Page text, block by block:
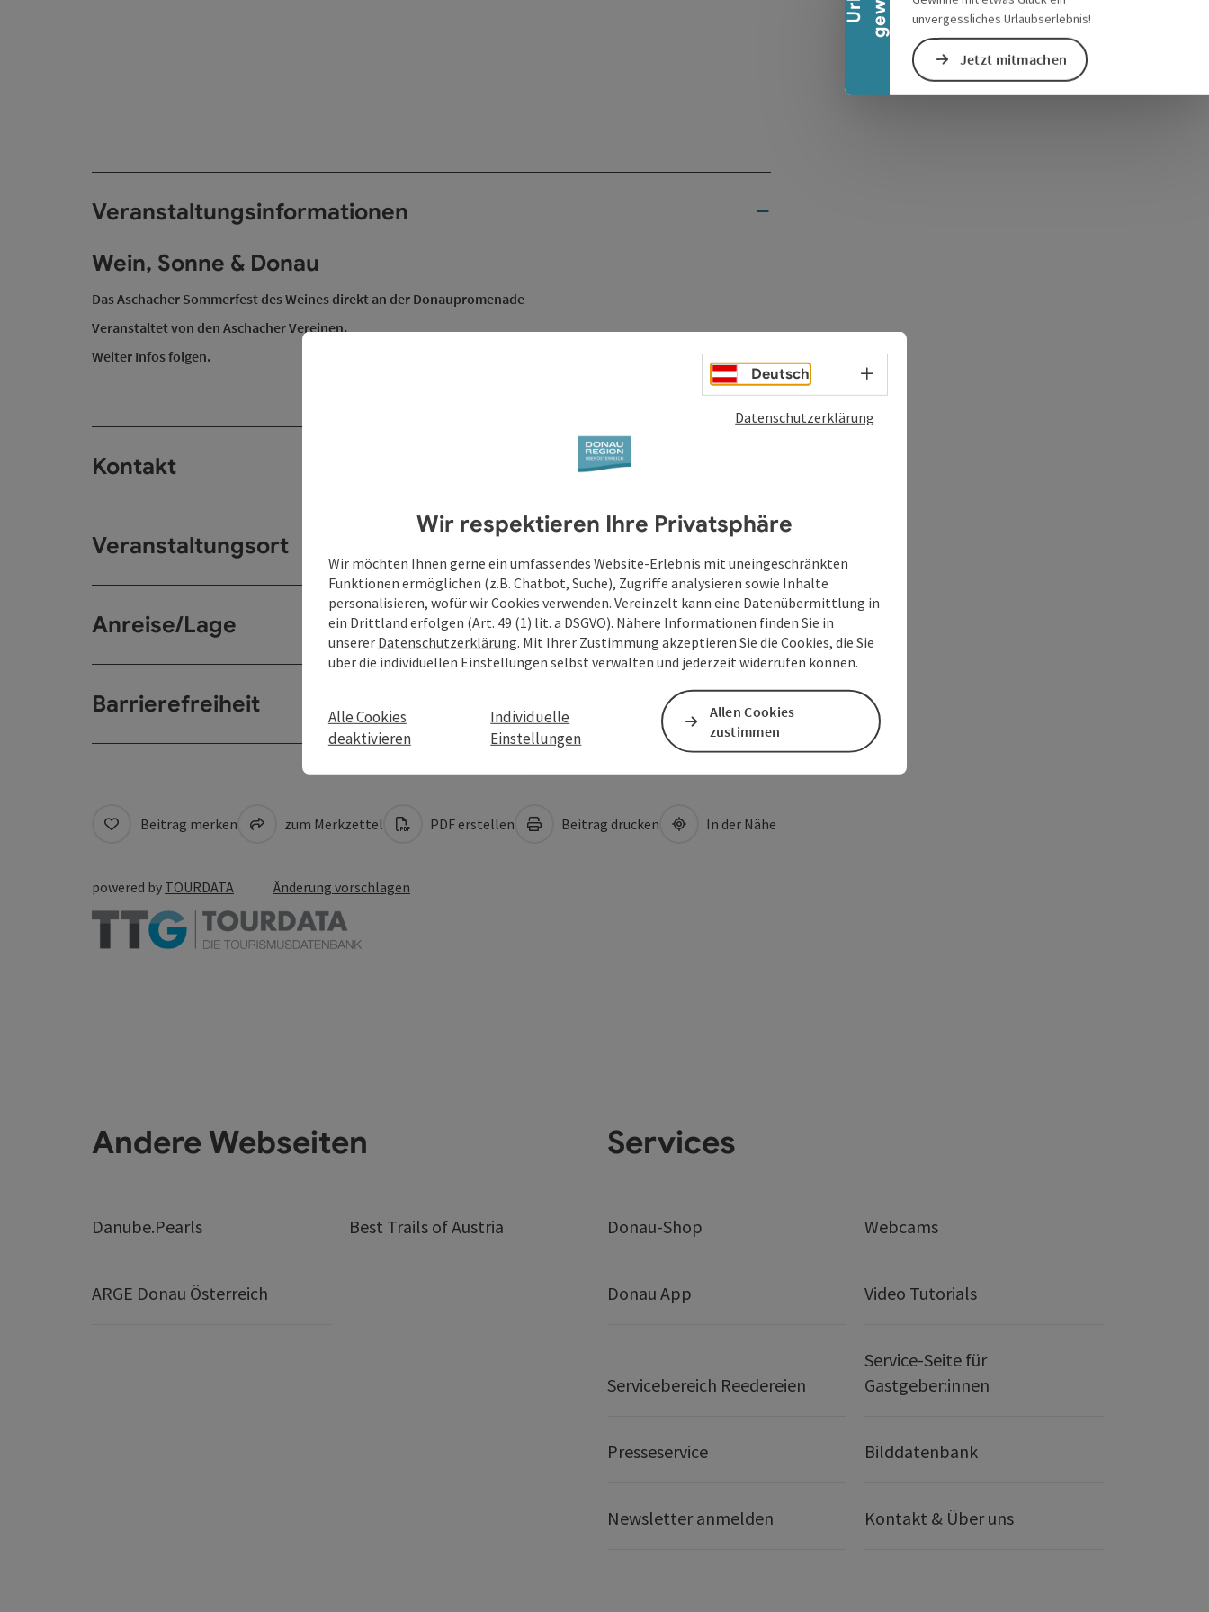
unvergessliches Urlaubserlebnis!
Jetzt mitmachen
Veranstaltungsinformationen
Wein, Sonne & Donau
Das Aschacher Sommerfest des Weines direkt an der Donaupromenade
Veranstaltet von den Aschacher Vereinen.
Weiter Infos folgen.
Kontakt
Veranstaltungsort
Anreise/Lage
Barrierefreiheit
Beitrag merken zum Merkzettel PDF erstellen Beitrag drucken In der Nähe
powered by TOURDATA Änderung vorschlagen
Andere Webseiten
Danube.Pearls Best Trails of Austria
ARGE Donau Österreich
Services
Donau-Shop Webcams
Donau App Video Tutorials
Servicebereich Reedereien
Service-Seite für
Gastgeber:innen
Presseservice Bilddatenbank
Newsletter anmelden Kontakt & Über uns
Deutsch Sprachwahl - Menü öffnen
Datenschutzerklärung
Wir respektieren Ihre Privatsphäre
Wir möchten Ihnen gerne ein umfassendes Website-Erlebnis mit uneingeschränkten
Funktionen ermöglichen (z.B. Chatbot, Suche), Zugriffe analysieren sowie Inhalte
personalisieren, wofür wir Cookies verwenden. Vereinzelt kann eine Datenübermittlung in
ein Drittland erfolgen (Art. 49 (1) lit. a DSGVO). Nähere Informationen finden Sie in
unserer Datenschutzerklärung. Mit Ihrer Zustimmung akzeptieren Sie die Cookies, die Sie
über die individuellen Einstellungen selbst verwalten und jederzeit widerrufen können.
Alle Cookies
deaktivieren
Individuelle
Einstellungen
Allen Cookies
zustimmen